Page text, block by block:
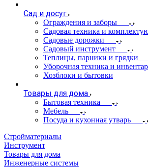
Сад и досуг
Ограждения и заборы
Садовая техника и
Садовые дорожки
Садовый инструмент
Теплицы, парники и грядки
Уборочная техника и
Хозблоки и бытовки
Товары для дома
Бытовая техника
Мебель
Посуда и кухонная утварь
Стройматериалы
Инструмент
Товары для дома
Инженерные системы